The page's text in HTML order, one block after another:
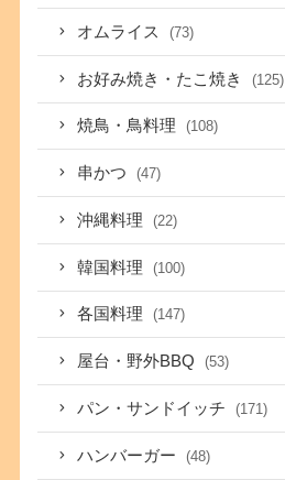
オムライス (73)
お好み焼き・たこ焼き (125)
焼鳥・鳥料理 (108)
串かつ (47)
沖縄料理 (22)
韓国料理 (100)
各国料理 (147)
屋台・野外BBQ (53)
パン・サンドイッチ (171)
ハンバーガー (48)